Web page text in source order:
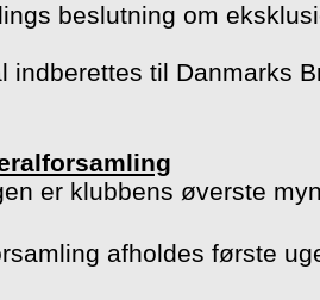
beslutning om
indberettes til Danmarks
er klubbens øverste
afholdes første